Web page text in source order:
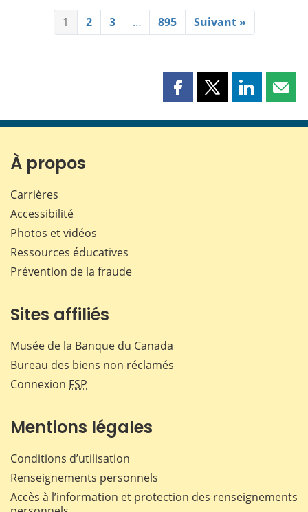
1 2 3 … 895 Suivant »
Partager
page
Partager
page
Partager
page page
À propos
Carrières
Accessibilité
Photos et vidéos
Ressources éducatives
Prévention de la fraude
Sites affiliés
Musée de la Banque du Canada
Bureau des biens non réclamés
Connexion FSP
Mentions légales
Conditions d’utilisation
Renseignements personnels
Accès à l’information et protection des renseignements